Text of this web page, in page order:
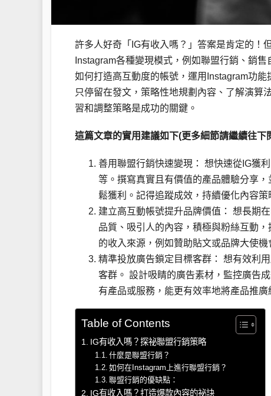
許多人好奇「IG有收入嗎？」答案是肯定的！
Instagram各種變現模式，例如聯盟行銷、銷
如何打造高互動度的帳號，運用Instagram功
只停留在發文，策略性地規劃內容、了解演算
習和調整策略是成功的關鍵。
這篇文章的實用建議如下(更多細節請繼續往下
善用聯盟行銷快速變現： 想快速從IG獲
等。撰寫真實且有價值的產品體驗分享
鬆獲利。記得追蹤成效，持續優化內容策
建立高互動帳號提升品牌價值： 想長期
品質、吸引人的內容，積極與粉絲互動
的收入來源，例如贊助貼文或品牌大使機
精準投放廣告鎖定目標客群： 想有效利
客群。 設計吸睛的廣告素材，監控廣告
有產品或服務，能更有效率地將產品推廣
Table of Contents
IG有收入嗎？探祕聯盟行銷策略
什麼是聯盟行銷？
如何在Instagram上進行聯盟行銷？
聯盟行銷的優缺點：
IG有收入嗎？打造爆款內容的祕訣